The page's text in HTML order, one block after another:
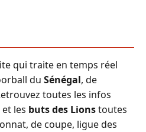
qui traite en temps réel
du Sénégal, de
toutes les infos
les buts des Lionstoutes
de coupe, ligue des